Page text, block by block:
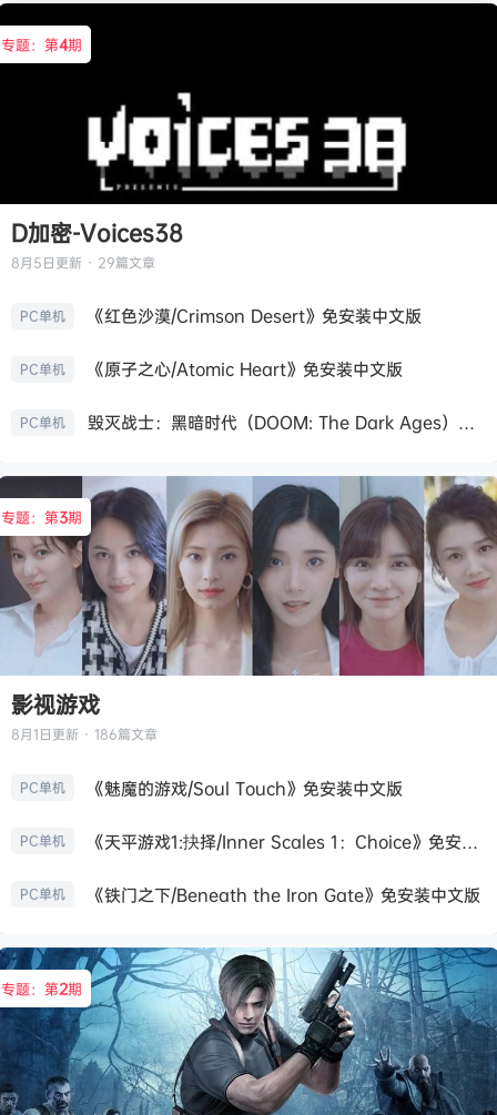
专题：第4期
D加密-Voices38
8月5日更新 · 29篇文章
PC单机 《红色沙漠/Crimson Desert》免安装中文版
PC单机 《原子之心/Atomic Heart》免安装中文版
PC单机 毁灭战士：黑暗时代（DOOM: The Dark Ages）免安装中文版
专题：第3期
影视游戏
8月1日更新 · 186篇文章
PC单机 《魅魔的游戏/Soul Touch》免安装中文版
PC单机 《天平游戏1:抉择/Inner Scales 1：Choice》免安装中文版
PC单机 《铁门之下/Beneath the Iron Gate》免安装中文版
专题：第2期